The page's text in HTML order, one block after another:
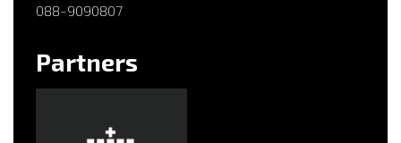
088-9090807
Partners